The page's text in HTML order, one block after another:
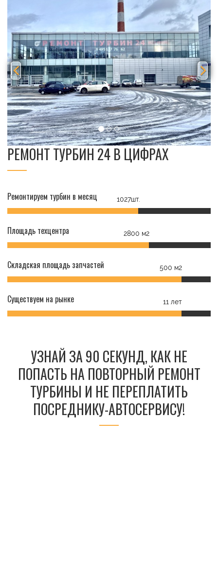
РЕМОНТ ТУРБИН 24 В ЦИФРАХ
Ремонтируем турбин в месяц 1027шт.
Площадь техцентра 2800 м2
Складская площадь запчастей 500 м2
Существуем на рынке 11 лет
УЗНАЙ ЗА 90 СЕКУНД, КАК НЕ
ПОПАСТЬ НА ПОВТОРНЫЙ РЕМОНТ
ТУРБИНЫ И НЕ ПЕРЕПЛАТИТЬ
ПОСРЕДНИКУ-АВТОСЕРВИСУ!